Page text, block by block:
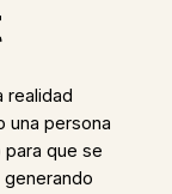
realidad
una persona
que se